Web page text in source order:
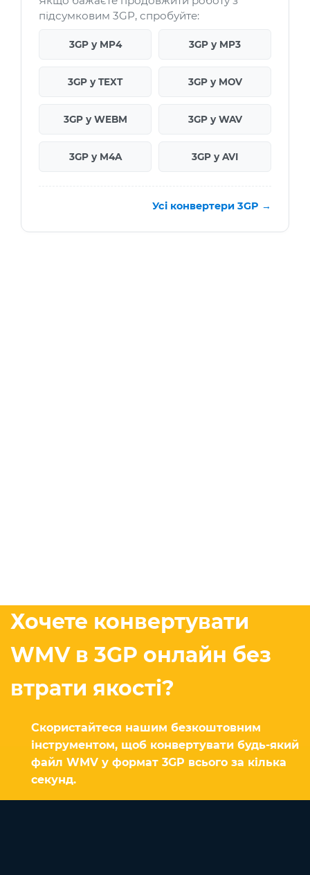
підсумковим 3GP, спробуйте:
3GP у MP4 3GP у MP3
3GP у TEXT 3GP у MOV
3GP у WEBM 3GP у WAV
3GP у M4A 3GP у AVI
Усі конвертери 3GP →
Хочете конвертувати
WMV в 3GP онлайн без
втрати якості?
Скористайтеся нашим безкоштовним
інструментом, щоб конвертувати будь-який
файл WMV у формат 3GP всього за кілька
секунд.